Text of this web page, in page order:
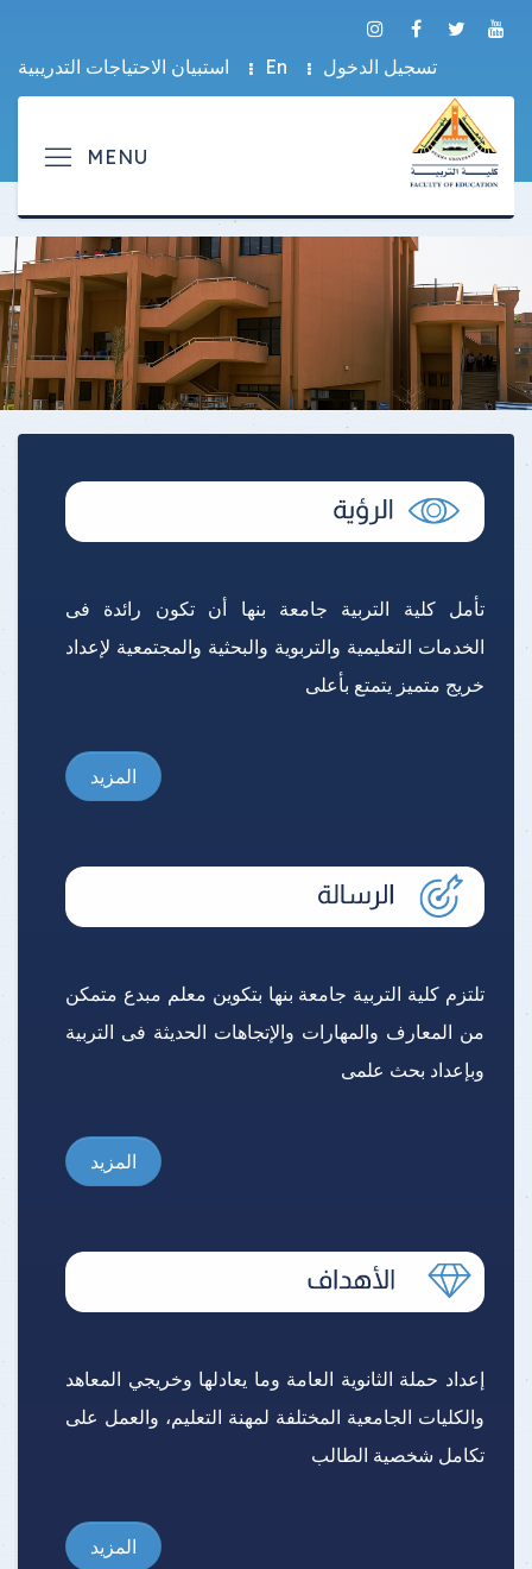
تسجيل الدخول En استبيان الاحتياجات التدريبية
تأمل كلية التربية جامعة بنها أن تكون رائدة فى
الخدمات التعليمية والتربوية والبحثية والمجتمعية لإعداد
خريج متميز يتمتع بأعلى
المزيد
تلتزم كلية التربية جامعة بنها بتكوين معلم مبدع متمكن
من المعارف والمهارات والإتجاهات الحديثة فى التربية
وبإعداد بحث علمى
المزيد
إعداد حملة الثانوية العامة وما يعادلها وخريجي المعاهد
والكليات الجامعية المختلفة لمهنة التعليم، والعمل على
تكامل شخصية الطالب
المزيد